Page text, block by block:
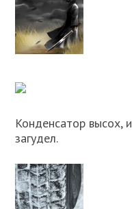
Конденсатор высох,
загудел.